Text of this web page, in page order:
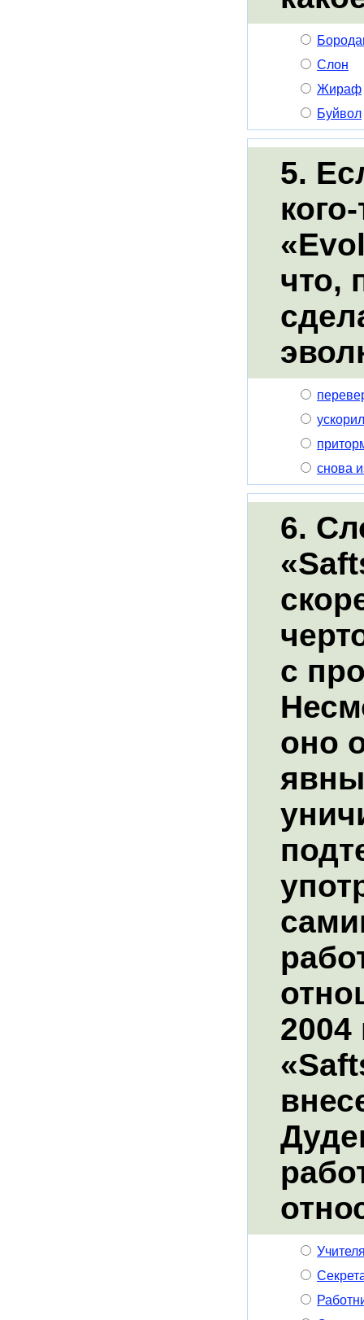
Слон
Жираф
Буйвол
5.
что,
ускорил
снова
6.
с
оно
2004